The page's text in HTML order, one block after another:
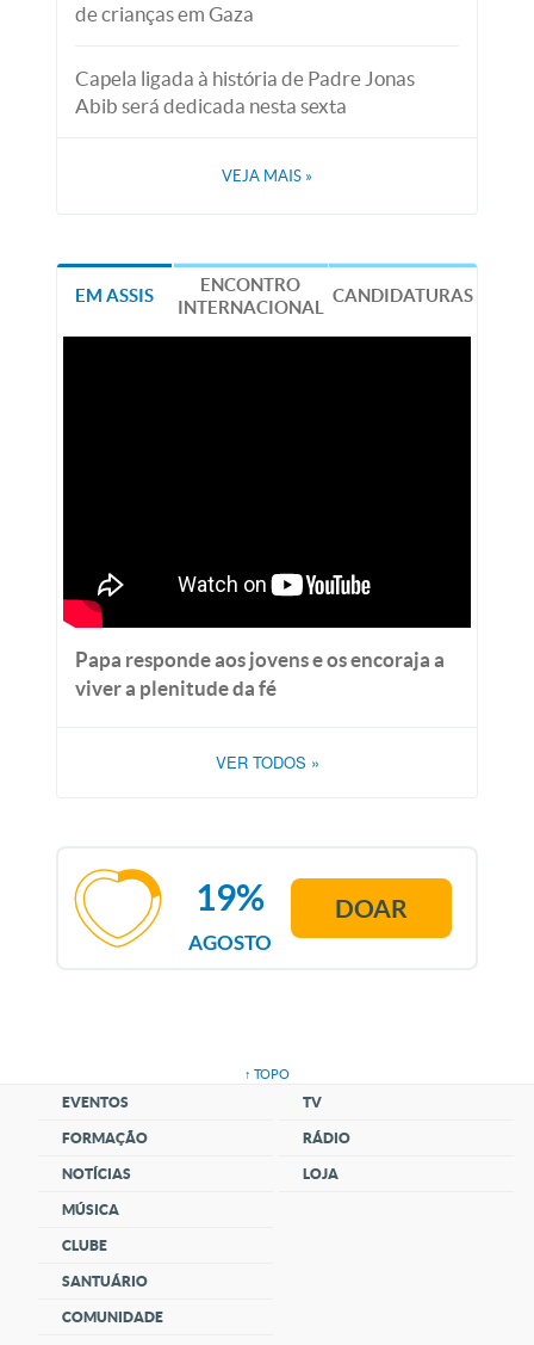
de crianças em Gaza
Capela ligada à história de Padre Jonas
Abib será dedicada nesta sexta
VEJA MAIS »
EM ASSIS
ENCONTRO
INTERNACIONAL
CANDIDATURAS
Papa responde aos jovens e os encoraja a
viver a plenitude da fé
VER TODOS »
AGOSTO
19% DOAR
↑ TOPO
EVENTOS
FORMAÇÃO
NOTÍCIAS
MÚSICA
CLUBE
SANTUÁRIO
COMUNIDADE
TV
RÁDIO
LOJA